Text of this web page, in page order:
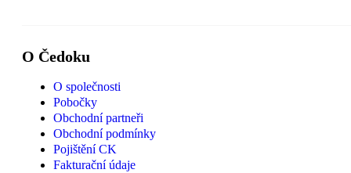
O Čedoku
O společnosti
Pobočky
Obchodní partneři
Obchodní podmínky
Pojištění CK
Fakturační údaje